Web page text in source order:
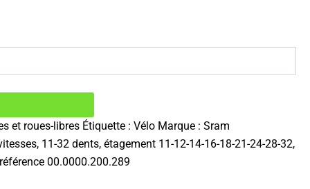
et roues-libres Étiquette : Vélo Marque : Sram
11-32 dents, étagement 11-12-14-16-18-21-24-28-32,
00.0000.200.289